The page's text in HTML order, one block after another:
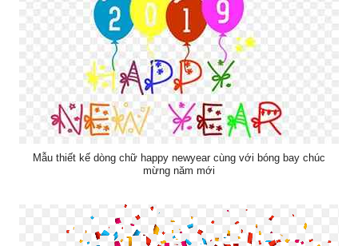
Mẫu thiết kế dòng chữ happy newyear cùng với bóng bay chúc
mừng năm mới